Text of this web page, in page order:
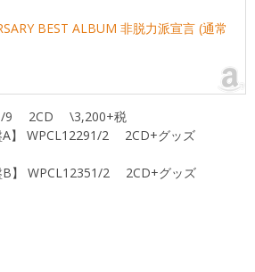
BEST ALBUM 非脱力派宣言 (通常
9 2CD \3,200+税
A】 WPCL12291/2 2CD+グッズ
B】 WPCL12351/2 2CD+グッズ